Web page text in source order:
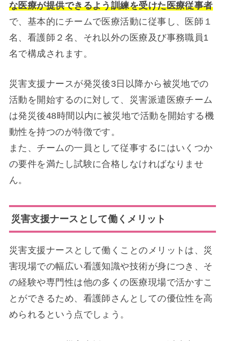
な医療が提供できるよう訓練を受けた医療従事者
で、基本的にチームで医療活動に従事し、医師１
名、看護師２名、それ以外の医療及び事務職員1
名で構成されます。
災害支援ナースが発災後3日以降から被災地での
活動を開始するのに対して、災害派遣医療チーム
は発災後48時間以内に被災地で活動を開始する機
動性を持つのが特徴です。
また、チームの一員として従事するにはいくつか
の要件を満たし試験に合格しなければなりませ
ん。
災害支援ナースとして働くメリット
災害支援ナースとして働くことのメリットは、災
害現場での幅広い看護知識や技術が身につき、そ
の経験や専門性は他の多くの医療現場で活かすこ
とができるため、看護師さんとしての優位性を高
められるという点でしょう。